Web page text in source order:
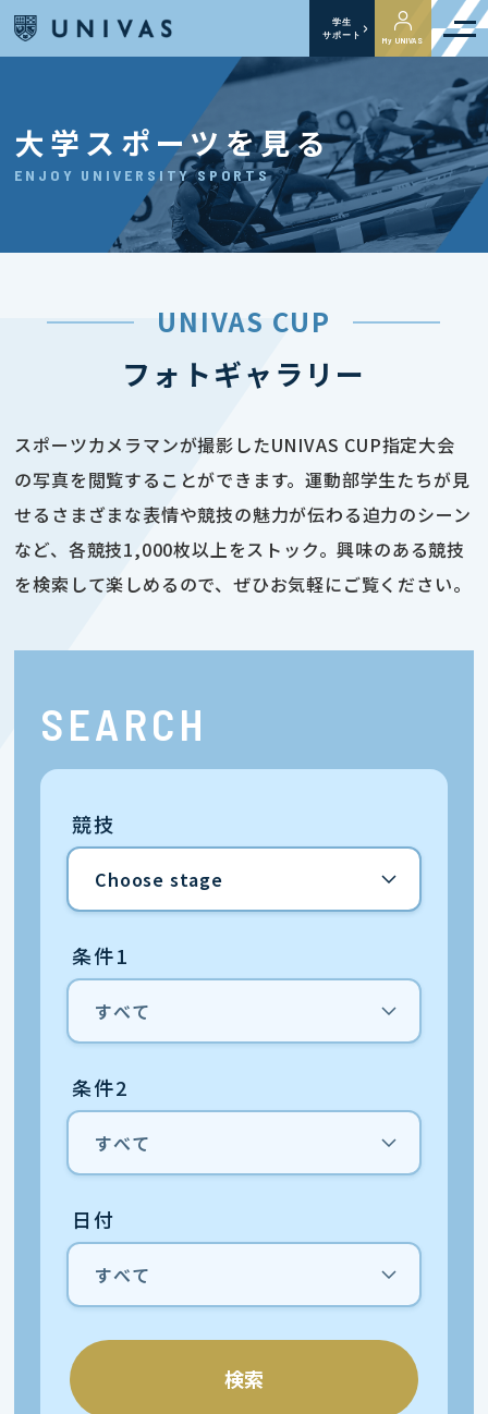
学生
サポート
My UNIVAS
大学スポーツを見る
ENJOY UNIVERSITY SPORTS
UNIVAS CUP
フォトギャラリー
スポーツカメラマンが撮影したUNIVAS CUP指定大会
の写真を閲覧することができます。運動部学生たちが見
せるさまざまな表情や競技の魅力が伝わる迫力のシーン
など、各競技1,000枚以上をストック。興味のある競技
を検索して楽しめるので、ぜひお気軽にご覧ください。
SEARCH
競技
条件1
条件2
日付
検索